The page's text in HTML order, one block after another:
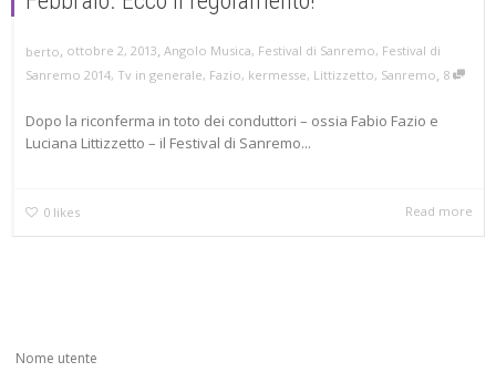
berto, ottobre 2, 2013, Angolo Musica, Festival di Sanremo, Festival di
Sanremo 2014, Tv in generale, Fazio, kermesse, Littizzetto, Sanremo, 8
Dopo la riconferma in toto dei conduttori – ossia Fabio Fazio e
Luciana Littizzetto – il Festival di Sanremo...
0 likes Read more
Nome utente